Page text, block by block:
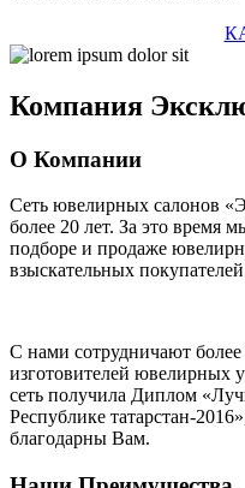
Компания
О Компании
Сеть ювелирных салонов
более 20 лет. За это время
подборе и продаже
взыскательных
С нами сотрудничают
изготовителей ювелирных
сеть получила Диплом
Республике татарстан-2016»
благодарны Вам.